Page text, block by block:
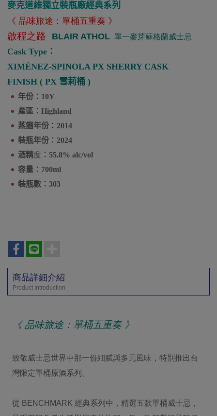
麥克道維獨立裝瓶廠經典系列
《 品味旅途：單桶五重奏 》
啟程之路 BLAIR ATHOL 單一麥芽蘇格蘭威士忌
Cask Type：
XIMÉNEZ-SPINOLA PX SHERRY CASK
FINISH ( PX 雪莉桶 )
年份 ： 10Y
產區 ： Highland
蒸餾年份 ： 2014
裝瓶年份 ： 2024
酒精度 ： 55.8% alc/vol
容量 ： 700ml
裝瓶數 ： 303
商品詳細介紹
Product Introduction
《 品味旅途：單桶五重奏 》
致敬威士忌世界中那一份細膩與多元風味，特別推出台
灣限定單桶原酒系列。
從 BENCHMARK 經典系列中，精選五款單桶威士忌，